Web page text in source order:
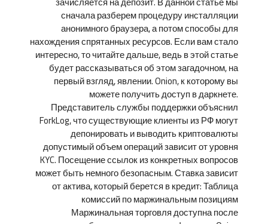
сначала разберем процедуру инсталляции
анонимного браузера, а потом способы для
нахождения спрятанных ресурсов. Если вам стало
интересно, то читайте дальше, ведь в этой статье
будет рассказываться об этом загадочном, на
первый взгляд, явлении. Onion, к которому вы
можете получить доступ в даркнете.
Представитель службы поддержки объяснил
ForkLog, что существующие клиенты из РФ могут
депонировать и выводить криптовалюты
допустимый объем операций зависит от уровня
KYC. Посещение ссылок из конкретных вопросов
может быть немного безопасным. Ставка зависит
от актива, который берется в кредит: Таблица
комиссий по маржинальным позициям
Маржинальная торговля доступна после